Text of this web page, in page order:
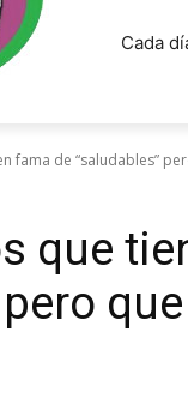
Cada
fama de “saludables”
que